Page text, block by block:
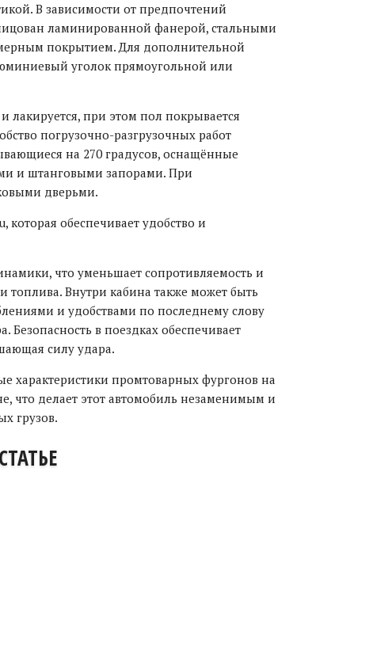
В зависимости от предпочтений
ламинированной фанерой, стальными
покрытием. Для дополнительной
уголок прямоугольной или
лакируется, при этом пол покрывается
погрузочно-разгрузочных работ
на 270 градусов, оснащённые
и штанговыми запорами. При
дверьми.
обеспечивает удобство и
что уменьшает сопротивляемость и
Внутри кабина также может быть
и удобствами по последнему слову
в поездках обеспечивает
силу удара.
характеристики промтоварных фургонов на
что делает этот автомобиль незаменимым и
грузов.